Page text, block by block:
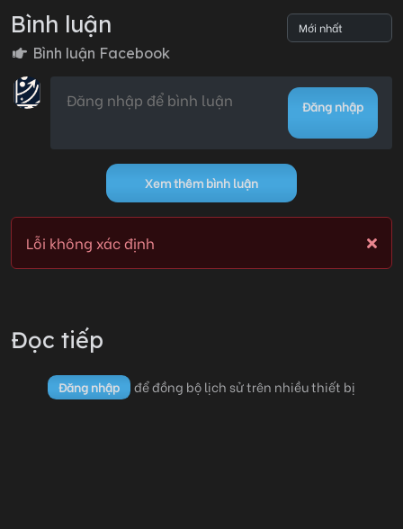
Chương 11 07/05/2026 12:44 0
07/05/2026 12:37
Lỗi không xác định
Bình luận
Bình luận Facebook
Đăng nhập
Xem thêm bình luận
Lỗi không xác định
Đọc tiếp
Đăng nhập để đồng bộ lịch sử trên nhiều thiết bị